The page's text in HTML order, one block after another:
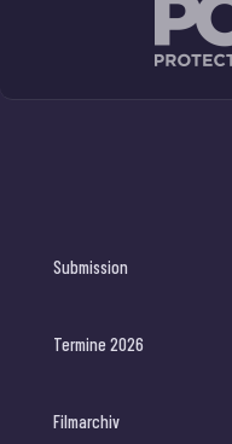
Submission
Termine 2026
Filmarchiv